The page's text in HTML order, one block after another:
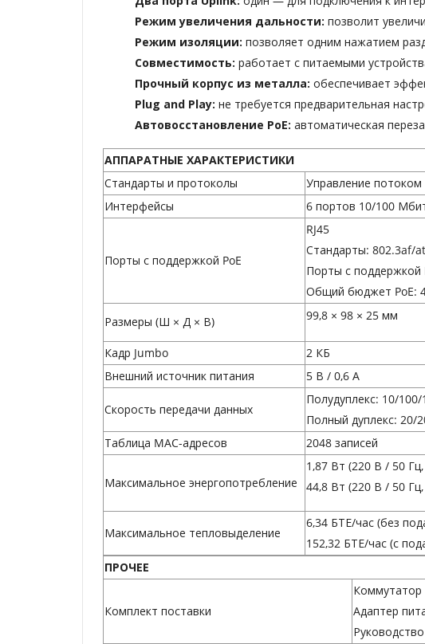
Режим увеличения дальности: позволит
Режим изоляции: позволяет одним нажатием
Совместимость: работает с питаемыми
Прочный корпус из металла: обеспечивает
Plug and Play: не требуется предварительная
Автовосстановление PoE: автоматическая
АППАРАТНЫЕ ХАРАКТЕРИСТИКИ
Стандарты и протоколы
Управление потоком
Интерфейсы
6 портов 10/100
Порты с поддержкой PoE
RJ45
Стандарты: 802.3af/at
Порты с поддержкой
Общий бюджет PoE:
Размеры (Ш × Д × В)
99,8 × 98 × 25 мм
Кадр Jumbo
2 КБ
Внешний источник питания
5 В / 0,6 А
Скорость передачи данных
Полудуплекс: 10/
Полный дуплекс: 20/
Таблица MAC-адресов
2048 записей
Максимальное энергопотребление
1,87 Вт (220 В / 50
44,8 Вт (220 В / 50
Максимальное тепловыделение
6,34 БТЕ/час (без
152,32 БТЕ/час (с
ПРОЧЕЕ
Комплект поставки
Коммутатор
Адаптер